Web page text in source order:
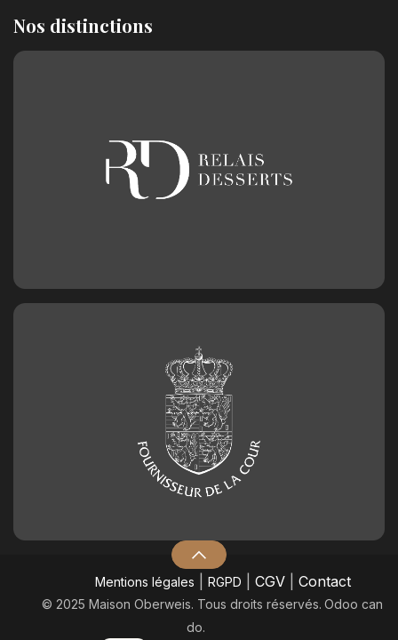
Nos distinctions
Mentions légales RGPD CGV| Contact
© 2025 Maison Oberweis. Tous droits réservés. ​Odoo can
do.